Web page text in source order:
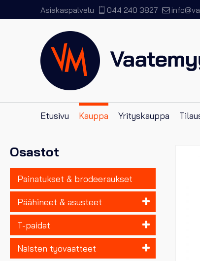
Asiakaspalvelu 044 240 3827
Etusivu Kauppa Yrityskauppa
Osastot
Painatukset & brodeeraukset
Päähineet & asusteet
T-paidat
Naisten työvaatteet